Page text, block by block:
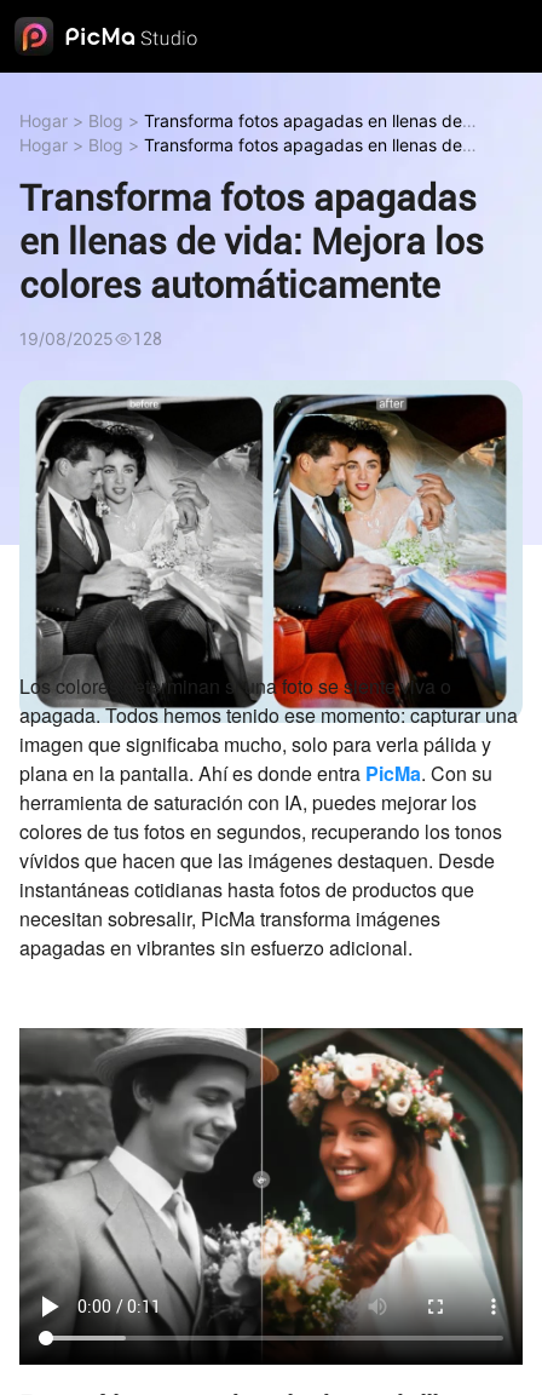
Hogar > Blog > Transforma fotos apagadas en llenas de
vida: Mejora los colores automáticamenteTransforma fotos
automáticamente
Hogar > Blog > Transforma fotos apagadas en llenas de
apagadas en llenas de vida: Mejora los colores
automáticamente
Transforma fotos apagadas
en llenas de vida: Mejora los
colores automáticamente
19/08/2025 128
Los colores determinan si una foto se siente viva o
apagada. Todos hemos tenido ese momento: capturar una
imagen que significaba mucho, solo para verla pálida y
plana en la pantalla. Ahí es donde entra PicMa. Con su
herramienta de saturación con IA, puedes mejorar los
colores de tus fotos en segundos, recuperando los tonos
vívidos que hacen que las imágenes destaquen. Desde
instantáneas cotidianas hasta fotos de productos que
necesitan sobresalir, PicMa transforma imágenes
apagadas en vibrantes sin esfuerzo adicional.